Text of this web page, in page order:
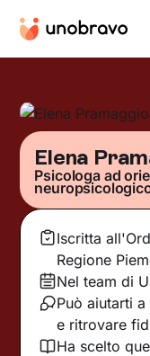
Elena
Psicologa ad
Iscritta
Regione
Nel team di
Può aiutarti
e ritrovare
Ha scelto